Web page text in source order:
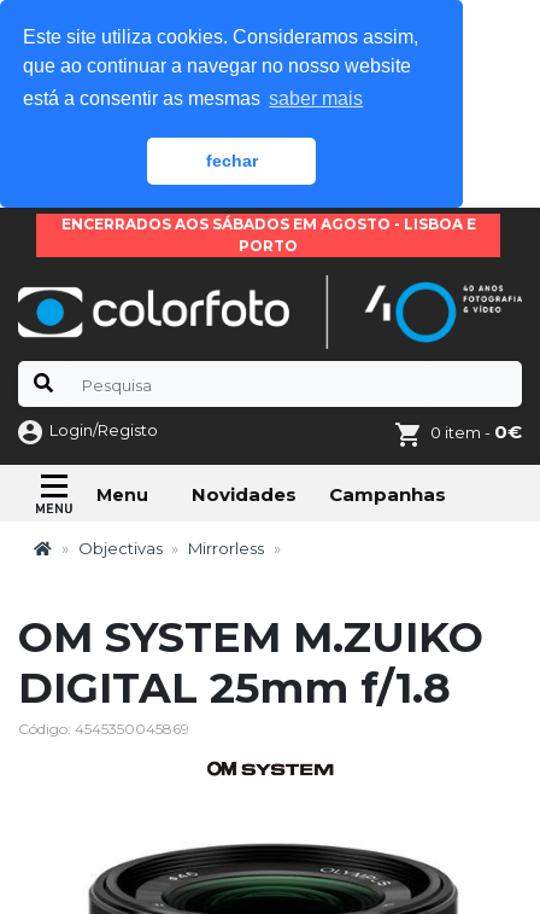
Este site utiliza cookies. Consideramos assim,
que ao continuar a navegar no nosso website
está a consentir as mesmas saber mais
fechar
ENCERRADOS AOS SÁBADOS EM AGOSTO - LISBOA E
PORTO
Login/Registo 0 item - 0€
Menu Novidades Campanhas
Objectivas Mirrorless
OM SYSTEM M.ZUIKO
DIGITAL 25mm f/1.8
Código: 4545350045869